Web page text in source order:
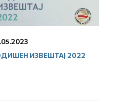
ИЗВЕШТАЈ 2022